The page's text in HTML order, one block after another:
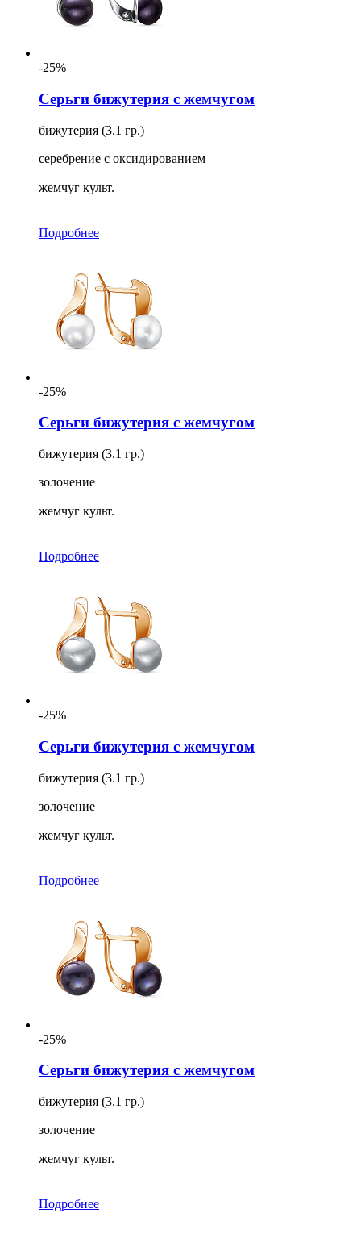
-25%
Серьги бижутерия с жемчугом
бижутерия (3.1 гр.)
серебрение с оксидированием
жемчуг культ.
Подробнее
-25%
Серьги бижутерия с жемчугом
бижутерия (3.1 гр.)
золочение
жемчуг культ.
Подробнее
-25%
Серьги бижутерия с жемчугом
бижутерия (3.1 гр.)
золочение
жемчуг культ.
Подробнее
-25%
Серьги бижутерия с жемчугом
бижутерия (3.1 гр.)
золочение
жемчуг культ.
Подробнее